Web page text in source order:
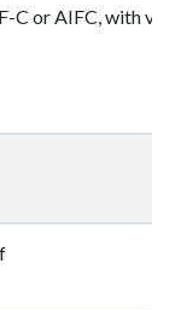
C or AIFC, with